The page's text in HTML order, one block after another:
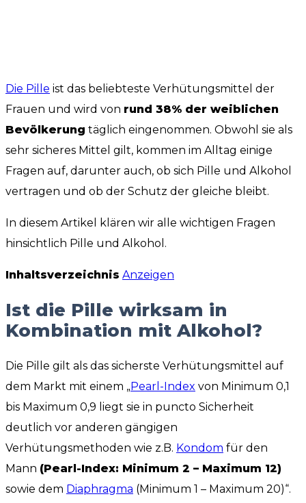
Die Pille ist das beliebteste Verhütungsmittel der
Frauen und wird von rund 38% der weiblichen
Bevölkerung täglich eingenommen. Obwohl sie als
sehr sicheres Mittel gilt, kommen im Alltag einige
Fragen auf, darunter auch, ob sich Pille und Alkohol
vertragen und ob der Schutz der gleiche bleibt.
In diesem Artikel klären wir alle wichtigen Fragen
hinsichtlich Pille und Alkohol.
Inhaltsverzeichnis Anzeigen
Ist die Pille wirksam in
Kombination mit Alkohol?
Die Pille gilt als das sicherste Verhütungsmittel auf
dem Markt mit einem „Pearl-Index von Minimum 0,1
bis Maximum 0,9 liegt sie in puncto Sicherheit
deutlich vor anderen gängigen
Verhütungsmethoden wie z.B. Kondom für den
Mann (Pearl-Index: Minimum 2 – Maximum 12)
sowie dem Diaphragma (Minimum 1 – Maximum 20)“.